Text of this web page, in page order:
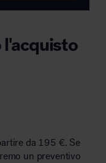
l'acquisto
da 195 €. Se
un preventivo